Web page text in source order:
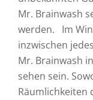
Mr. Brainwash
werden. Im
inzwischen
Mr. Brainwash
sehen sein.
Räumlichkeiten